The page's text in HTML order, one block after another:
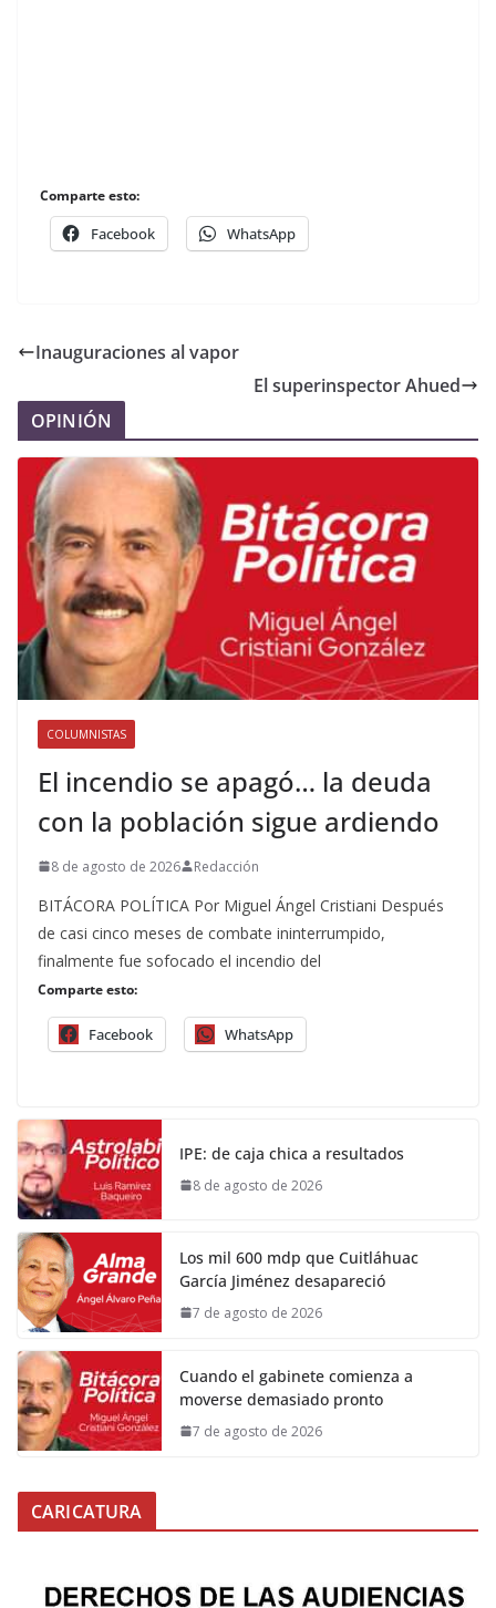
Comparte esto:
Facebook WhatsApp
Inauguraciones al vapor
El superinspector Ahued
OPINIÓN
COLUMNISTAS
El incendio se apagó… la deuda
con la población sigue ardiendo
8 de agosto de 2026 Redacción
BITÁCORA POLÍTICA Por Miguel Ángel Cristiani Después
de casi cinco meses de combate ininterrumpido,
finalmente fue sofocado el incendio del
Comparte esto:
Facebook WhatsApp
IPE: de caja chica a resultados
8 de agosto de 2026
Los mil 600 mdp que Cuitláhuac
García Jiménez desapareció
7 de agosto de 2026
Cuando el gabinete comienza a
moverse demasiado pronto
7 de agosto de 2026
CARICATURA